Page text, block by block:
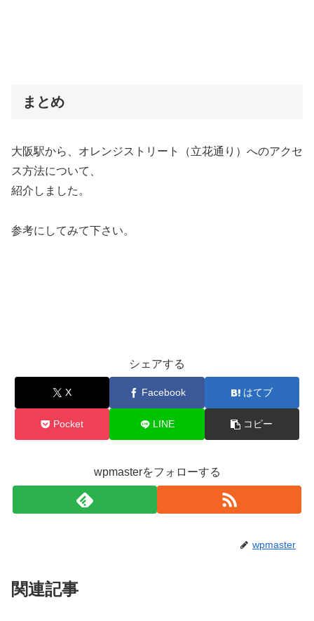
まとめ
大阪駅から、オレンジストリート（立花通り）へのアクセ
ス方法について、
紹介しました。
参考にしてみて下さい。
シェアする
X Facebook はてブ
Pocket LINE コピー
wpmasterをフォローする
wpmaster
関連記事